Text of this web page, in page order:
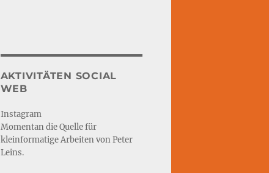
AKTIVITÄTEN SOCIAL
WEB
Instagram
Momentan die Quelle für
kleinformatige Arbeiten von Peter
Leins.